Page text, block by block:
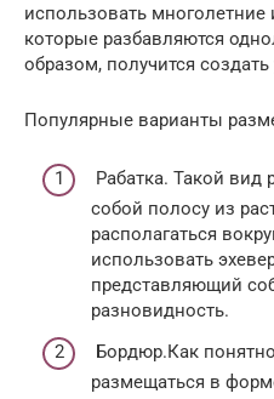
использовать многолетние
которые разбавляются
образом, получится
Популярные варианты
Рабатка. Такой вид
собой полосу из
располагаться
использовать
представляющий
разновидность.
Бордюр.Как
размещаться в